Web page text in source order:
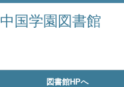
中国学園図書館
図書館HPへ